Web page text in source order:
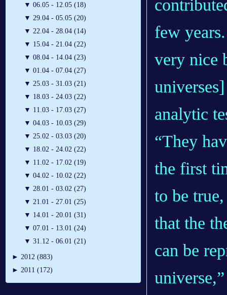
▼ 06.05 - 12.05 (18)
▼ 29.04 - 05.05 (20)
▼ 22.04 - 28.04 (14)
▼ 15.04 - 21.04 (22)
▼ 08.04 - 14.04 (23)
▼ 01.04 - 07.04 (27)
▼ 25.03 - 31.03 (21)
▼ 18.03 - 24.03 (22)
▼ 11.03 - 17.03 (27)
▼ 04.03 - 10.03 (29)
▼ 25.02 - 03.03 (20)
▼ 18.02 - 24.02 (22)
▼ 11.02 - 17.02 (19)
▼ 04.02 - 10.02 (22)
▼ 28.01 - 03.02 (27)
▼ 21.01 - 27.01 (25)
▼ 14.01 - 20.01 (31)
▼ 07.01 - 13.01 (24)
▼ 31.12 - 06.01 (21)
► 2012 (883)
► 2011 (172)
few
very nice
analytic
“They
the first
to be
that the
can be